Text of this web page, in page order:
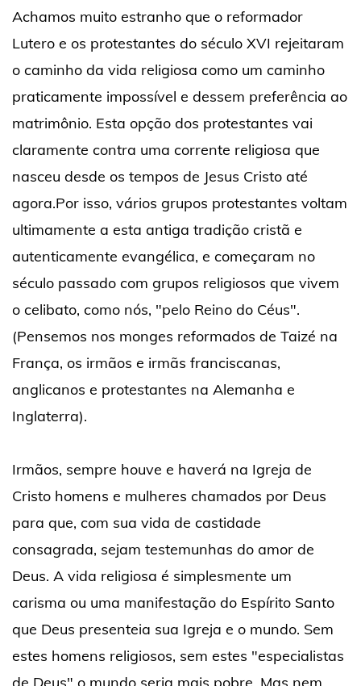
Achamos muito estranho que o reformador
Lutero e os protestantes do século XVI rejeitaram
o caminho da vida religiosa como um caminho
praticamente impossível e dessem preferência ao
matrimônio. Esta opção dos protestantes vai
claramente contra uma corrente religiosa que
nasceu desde os tempos de Jesus Cristo até
agora.Por isso, vários grupos protestantes voltam
ultimamente a esta antiga tradição cristã e
autenticamente evangélica, e começaram no
século passado com grupos religiosos que vivem
o celibato, como nós, "pelo Reino do Céus".
(Pensemos nos monges reformados de Taizé na
França, os irmãos e irmãs franciscanas,
anglicanos e protestantes na Alemanha e
Inglaterra).
Irmãos, sempre houve e haverá na Igreja de
Cristo homens e mulheres chamados por Deus
para que, com sua vida de castidade
consagrada, sejam testemunhas do amor de
Deus. A vida religiosa é simplesmente um
carisma ou uma manifestação do Espírito Santo
que Deus presenteia sua Igreja e o mundo. Sem
estes homens religiosos, sem estes "especialistas